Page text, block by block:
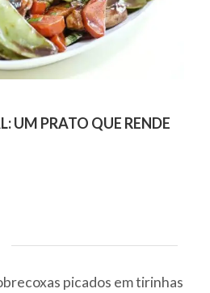
UM PRATO QUE RENDE
picados em tirinhas